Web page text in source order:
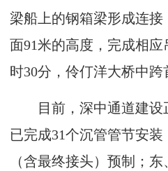
梁船上的钢箱梁形成连
面91米的高度，完成相
时30分，伶仃洋大桥中跨
目前，深中通道建设
已完成31个沉管管节安
（含最终接头）预制；